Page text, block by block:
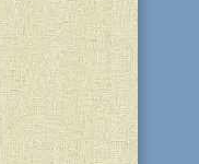
Барух” і
Кам'янське)
Лілах
Тора”
книгою